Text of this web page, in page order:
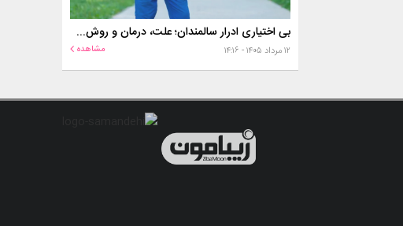
بی اختیاری ادرار سالمندان؛ علت، درمان و روش‌های کنترل در منزل
۱۲ مرداد ۱۴۰۵ - ۱۴:۱۶ مشاهده